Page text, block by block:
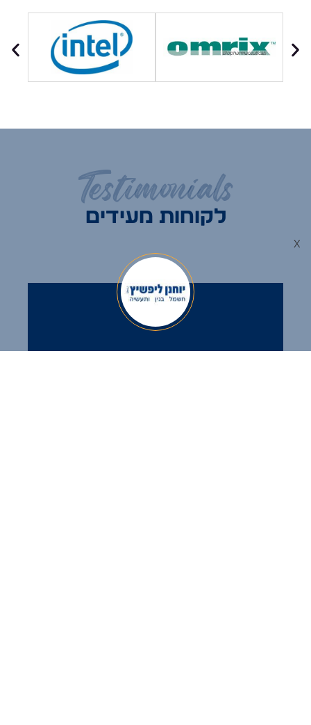
Testimonials
לקוחות מעידים
x